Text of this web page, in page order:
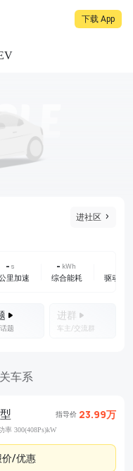
下载 App
进社区
- s
里加速
- kWh
综合能耗 驱动方
题
进群
车主/交流群
车系
指导价 23.99万
率 300(408Ps)kW
价/优惠